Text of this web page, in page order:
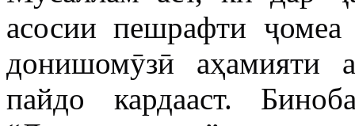
асосии пешрафти
донишомӯзӣ аҳамияти
пайдо кардааст.